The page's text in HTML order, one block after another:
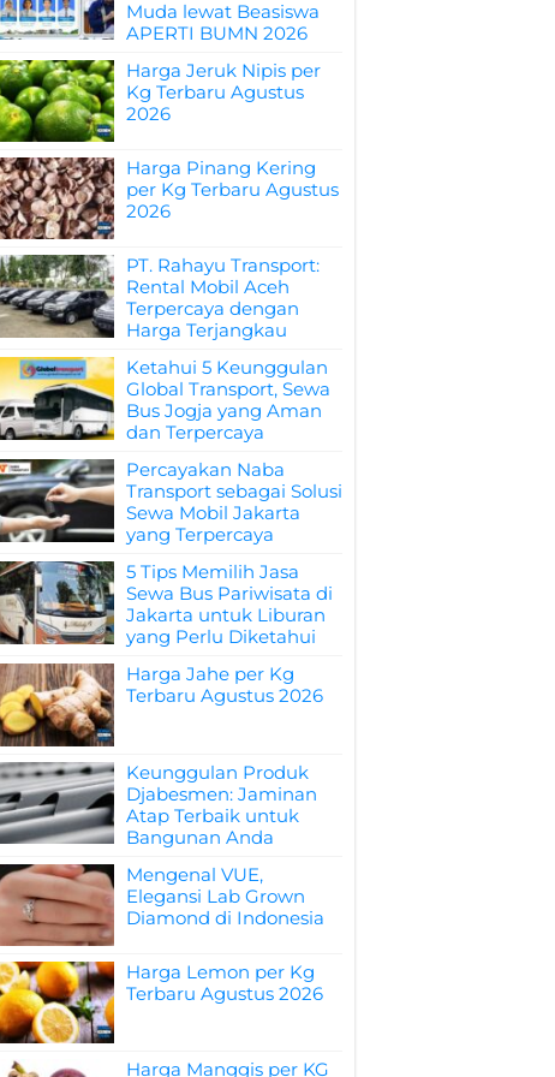
Muda lewat Beasiswa
APERTI BUMN 2026
Harga Jeruk Nipis per
Kg Terbaru Agustus
2026
Harga Pinang Kering
per Kg Terbaru Agustus
2026
PT. Rahayu Transport:
Rental Mobil Aceh
Terpercaya dengan
Harga Terjangkau
Ketahui 5 Keunggulan
Global Transport, Sewa
Bus Jogja yang Aman
dan Terpercaya
Percayakan Naba
Transport sebagai Solusi
Sewa Mobil Jakarta
yang Terpercaya
5 Tips Memilih Jasa
Sewa Bus Pariwisata di
Jakarta untuk Liburan
yang Perlu Diketahui
Harga Jahe per Kg
Terbaru Agustus 2026
Keunggulan Produk
Djabesmen: Jaminan
Atap Terbaik untuk
Bangunan Anda
Mengenal VUE,
Elegansi Lab Grown
Diamond di Indonesia
Harga Lemon per Kg
Terbaru Agustus 2026
Harga Manggis per KG